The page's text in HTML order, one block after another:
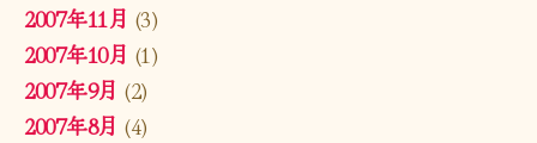
2007年11月 (3)
2007年10月 (1)
2007年9月 (2)
2007年8月 (4)